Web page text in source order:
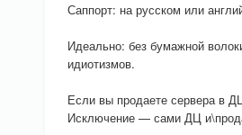
Саппорт: на русском или
Идеально: без бумажной
идиотизмов.
Если вы продаете сервера в
Исключение — сами ДЦ